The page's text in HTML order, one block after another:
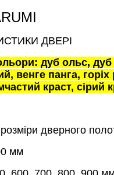
ДВЕРІ
дуб ольс,
венге панга, горіх
краст, сірий
дверного
мм